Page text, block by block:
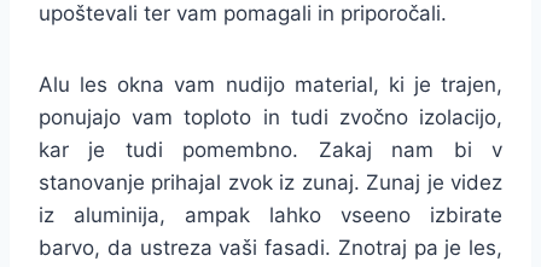
upoštevali ter vam pomagali in priporočali.
Alu les okna vam nudijo material, ki je trajen,
ponujajo vam toploto in tudi zvočno izolacijo,
kar je tudi pomembno. Zakaj nam bi v
stanovanje prihajal zvok iz zunaj. Zunaj je videz
iz aluminija, ampak lahko vseeno izbirate
barvo, da ustreza vaši fasadi. Znotraj pa je les,